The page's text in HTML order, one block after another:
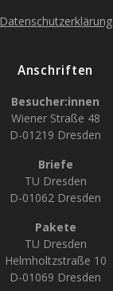
Datenschutzerklärung
Anschriften
Besucher:innen
Wiener Straße 48
D-01219 Dresden
Briefe
TU Dresden
D-01062 Dresden
Pakete
TU Dresden
Helmholtzstraße 10
D-01069 Dresden